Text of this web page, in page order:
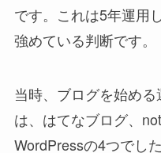
です。これは5年運用
強めている判断です。
当時、ブログを始め
は、はてなブログ、
WordPressの4つでし